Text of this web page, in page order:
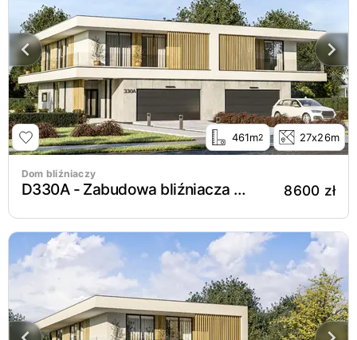
461m2 27x26m
Dom bliźniaczy
D330A - Zabudowa bliźniacza WT2021 8600 zł